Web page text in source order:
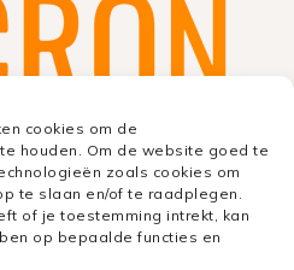
cookies om de
houden. Om de website goed te
zoals cookies om
te slaan en/of te raadplegen.
of je toestemming intrekt, kan
op bepaalde functies en